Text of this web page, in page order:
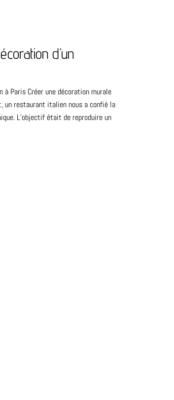
d’un
à Paris Créer une décoration murale
un restaurant italien nous a confié la
L’objectif était de reproduire un